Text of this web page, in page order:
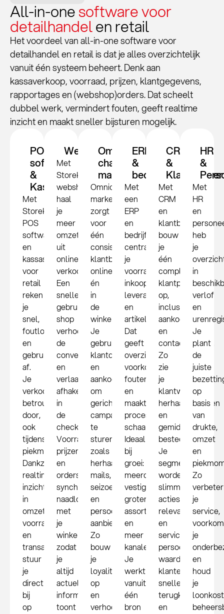
All-in-onesoftware voor
detailhandelen retail
Het voordeel van all-in-one software voor
detailhandel en retail is dat je alles overzichtelijk
vanuit één systeem beheert. Denk aan
kassaverkoop, voorraad, prijzen, klantgegevens,
rapportages en (webshop)orders. Dat scheelt
dubbel werk, vermindert fouten, geeft realtime
inzicht en maakt sneller bijsturen mogelijk.
POS
software
&
Kassasysteem
Met
StoreKeeper
POS
software
en
kassasysteem
voor
retail
reken
je
snel,
foutloos
en
gebruiksvriendelijk
af.
Je
verkoopt
betrouwbaar
door,
ook
tijdens
piekmomenten.
Dankzij
realtime
inzicht
in
omzet,
voorraad
en
transacties
stuur
je
direct
bij
op
Webshop
Met
StoreKeeper
webshopsoftware
haal
je
meer
omzet
uit
online
verkoop.
Een
snelle,
gebruiksvriendelijke
shop
verhoogt
de
conversie
en
verlaagt
afhakers
in
de
checkout.
Voorraad,
prijzen
en
orders
synchroniseren
naadloos
met
je
winkel,
zodat
je
altijd
actuele
informatie
toont
Omni
channel
marketing
Omnichannel
marketing
zorgt
voor
één
consistente
klantbeleving,
online
én
in
de
winkel.
Je
gebruikt
klantdata
en
aankoopgedrag
om
gerichte
campagnes
te
sturen,
zoals
herhaalaankoop
mails,
seizoensacties
en
persoonlijke
aanbiedingen.
Zo
bouw
je
loyaliteit
op
en
verhoog
ERP
&
bedrijfssysteem
Met
een
ERP
en
bedrijfssysteem
centraliseer
je
voorraad,
inkoop,
leveranciers
en
artikelbeheer.
Dat
geeft
overzicht,
voorkomt
fouten
en
maakt
processen
schaalbaar.
Ideaal
bij
groei:
meerdere
vestigingen,
groter
assortiment
en
meer
kanalen.
Je
werkt
vanuit
één
bron
CRM
&
Klantbeheer
Met
CRM
en
klantbeheer
bouw
je
één
compleet
klantprofiel
op,
inclusief
aankoop-
en
contacthistorie.
Zo
zie
je
klantwaarde,
herhaalaankopen
en
gemiddelde
besteding.
Je
segmenten
worden
slimmer,
acties
relevanter
en
service
persoonlijker,
waardoor
klanten
sneller
terugkomen
en
HR
&
Met
HR
en
heb
je
in
verlof
en
Je
plant
de
juiste
op
basis
van
drukte,
omzet
en
Zo
verbeter
je
service,
voorkom
je
en
houd
je